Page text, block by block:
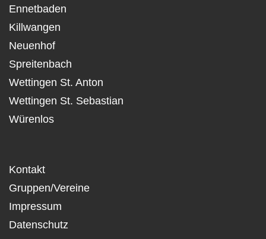
Ennetbaden
Killwangen
Neuenhof
Spreitenbach
Wettingen St. Anton
Wettingen St. Sebastian
Würenlos
Kontakt
Gruppen/Vereine
Impressum
Datenschutz